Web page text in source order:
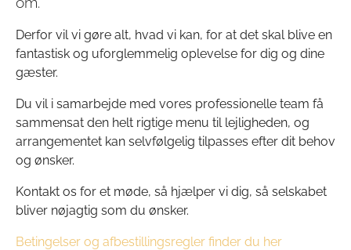
Derfor vil vi gøre alt, hvad vi kan, for at det skal blive en
fantastisk og uforglemmelig oplevelse for dig og dine
gæster.
Du vil i samarbejde med vores professionelle team få
sammensat den helt rigtige menu til lejligheden, og
arrangementet kan selvfølgelig tilpasses efter dit behov
og ønsker.
Kontakt os for et møde, så hjælper vi dig, så selskabet
bliver nøjagtig som du ønsker.
Betingelser og afbestillingsregler finder du her